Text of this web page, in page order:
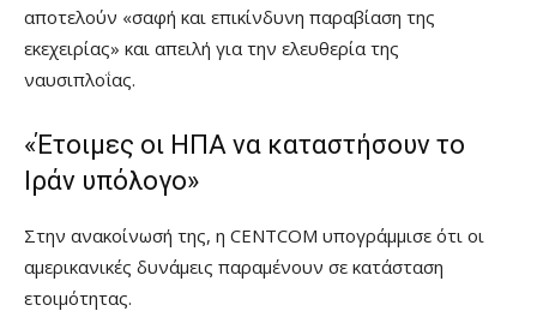
αποτελούν «σαφή και επικίνδυνη παραβίαση της
εκεχειρίας» και απειλή για την ελευθερία της
ναυσιπλοΐας.
«Έτοιμες οι ΗΠΑ να καταστήσουν το
Ιράν υπόλογο»
Στην ανακοίνωσή της, η CENTCOM υπογράμμισε ότι οι
αμερικανικές δυνάμεις παραμένουν σε κατάσταση
ετοιμότητας.